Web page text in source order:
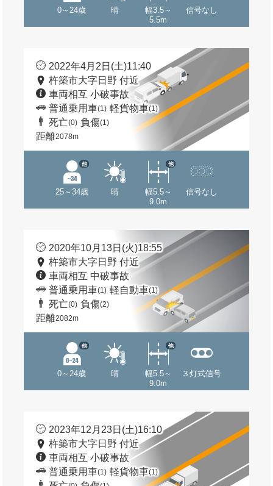
0～24歳 晴
幅3.5～
5.5m
信号なし
2022年4月2日(土)11:40
杵築市大字日野 付近
車両相互 小破事故
普通乗用車(1) 軽貨物車(1)
死亡(0) 負傷(1)
距離2078m
25～34歳
他
晴
幅5.5～
9.0m
他
信号なし
2020年10月13日(火)18:55
杵築市大字日野 付近
車両相互 中破事故
普通乗用車(1) 軽自動車(1)
死亡(0) 負傷(2)
距離2082m
0～24歳
他
晴
幅5.5～
9.0m
他
３灯式信号
2023年12月23日(土)16:10
杵築市大字日野 付近
車両相互 小破事故
普通乗用車(1) 軽貨物車(1)